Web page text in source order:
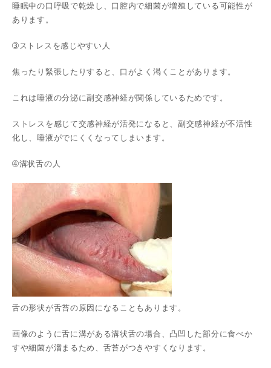
睡眠中の口呼吸で乾燥し、口腔内で細菌が増殖している可能性が
あります。
➂ストレスを感じやすい人
焦ったり緊張したりすると、口がよく渇くことがあります。
これは唾液の分泌に副交感神経が関係しているためです。
ストレスを感じて交感神経が活発になると、副交感神経が不活性
化し、唾液がでにくくなってしまいます。
➃溝状舌の人
舌の形状が舌苔の原因になることもあります。
画像のように舌に溝がある溝状舌の場合、凸凹した部分に食べか
すや細菌が溜まるため、舌苔がつきやすくなります。